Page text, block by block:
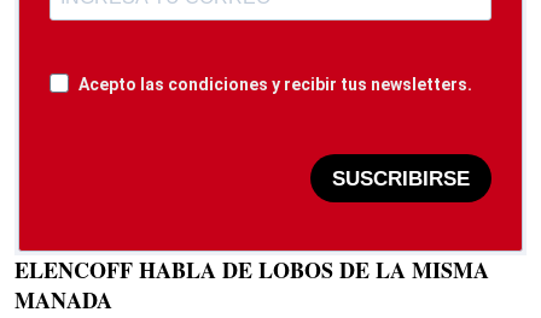
Acepto las condiciones y recibir tus newsletters.
SUSCRIBIRSE
ELENCOFF HABLA DE LOBOS DE LA MISMA
MANADA